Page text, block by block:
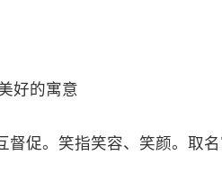
好的寓意
促。笑指笑容、笑颜。取名